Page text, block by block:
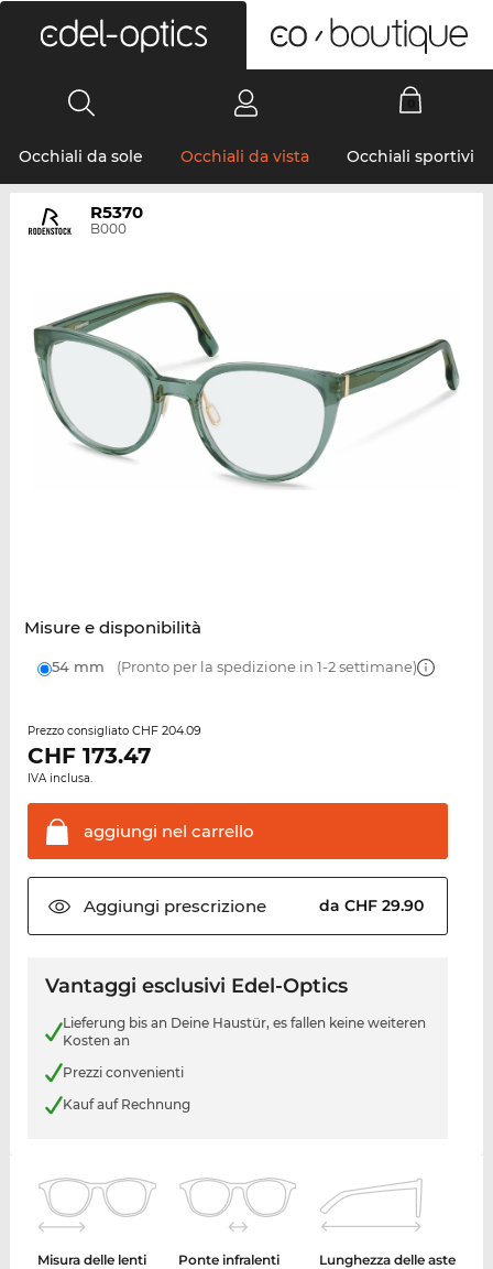
Occhiali da sole Occhiali da vista Occhiali sportivi
R5370
B000
Misure e disponibilità
54 mm (Pronto per la spedizione in 1-2 settimane)
Prezzo consigliato CHF 204.09
CHF 173.47
IVA inclusa.
aggiungi nel carrello
Aggiungi prescrizione da CHF 29.90
Vantaggi esclusivi Edel-Optics
Lieferung bis an Deine Haustür, es fallen keine weiteren
Kosten an
Prezzi convenienti
Kauf auf Rechnung
Misura delle lenti
Ponte infralenti
Lunghezza delle aste